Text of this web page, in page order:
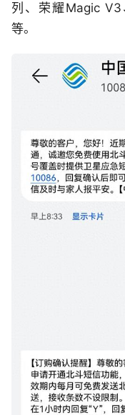
列、荣耀Magic
等。